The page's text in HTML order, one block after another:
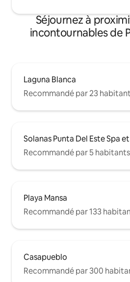
Séjournez à
incontournables de
Laguna Blanca
Recommandé par 23
Solanas Punta Del Este Spa et
Recommandé par 5 habitants
Playa Mansa
Recommandé par 133
Casapueblo
Recommandé par 300